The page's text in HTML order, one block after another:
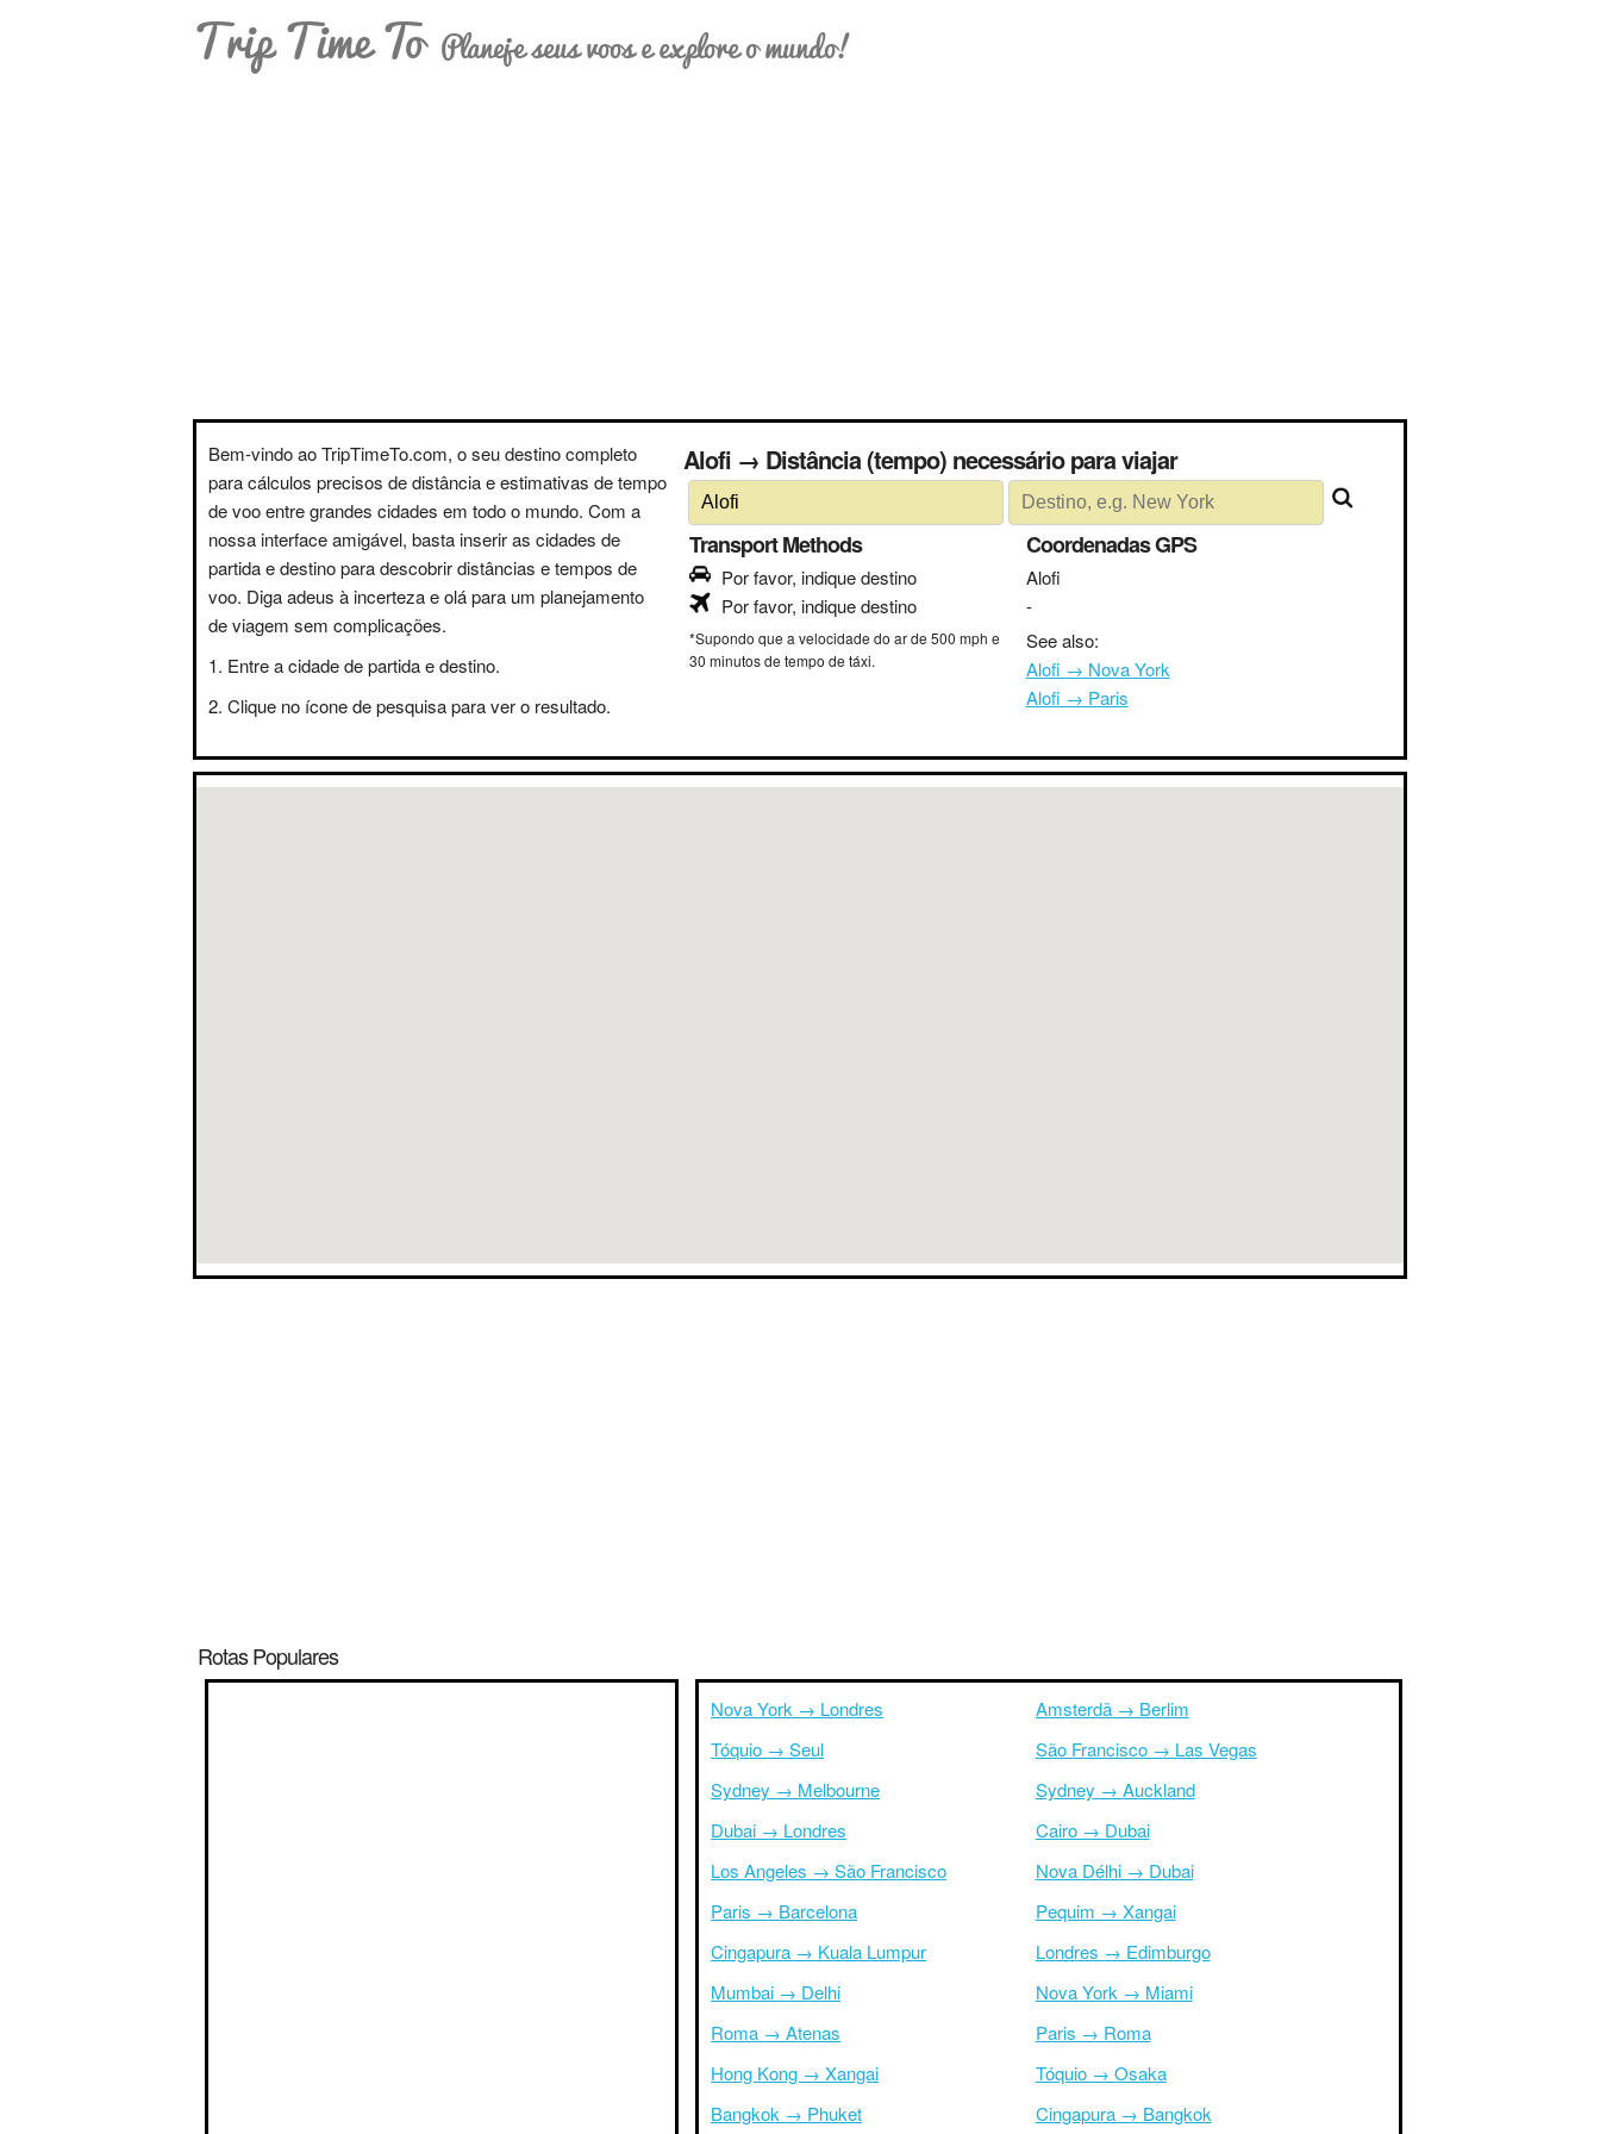
Trip Time To Planeje seus voos e explore o mundo!
Bem-vindo ao TripTimeTo.com, o seu destino completo
para cálculos precisos de distância e estimativas de tempo
de voo entre grandes cidades em todo o mundo. Com a
nossa interface amigável, basta inserir as cidades de
partida e destino para descobrir distâncias e tempos de
voo. Diga adeus à incerteza e olá para um planejamento
de viagem sem complicações.
Entre a cidade de partida e destino.
Clique no ícone de pesquisa para ver o resultado.
Alofi → Distância (tempo) necessário para viajar
Transport Methods
Por favor, indique destino
Por favor, indique destino
*Supondo que a velocidade do ar de 500 mph e
30 minutos de tempo de táxi.
Coordenadas GPS
Alofi
-
See also:
Alofi → Nova York
Alofi → Paris
Rotas Populares
Nova York → Londres
Tóquio → Seul
Sydney → Melbourne
Dubai → Londres
Los Angeles → São Francisco
Paris → Barcelona
Cingapura → Kuala Lumpur
Mumbai → Delhi
Roma → Atenas
Hong Kong → Xangai
Bangkok → Phuket
Amsterdã → Berlim
São Francisco → Las Vegas
Sydney → Auckland
Cairo → Dubai
Nova Délhi → Dubai
Pequim → Xangai
Londres → Edimburgo
Nova York → Miami
Paris → Roma
Tóquio → Osaka
Cingapura → Bangkok